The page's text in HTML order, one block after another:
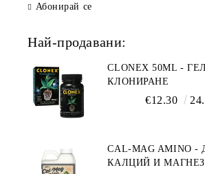
Абонирай се
Най-продавани:
CLONEX 50ML -
КЛОНИРАНЕ
€12.30
CAL-MAG AMINO
КАЛЦИЙ И